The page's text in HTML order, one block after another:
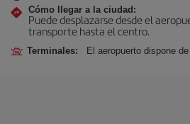
Cómo llegar a la ciudad:
Puede desplazarse desde el
transporte hasta el centro.
Terminales: El aeropuerto dispone